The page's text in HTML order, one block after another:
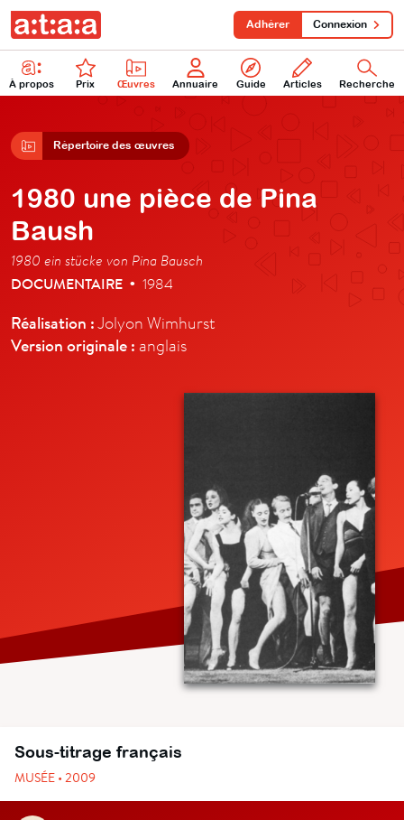
À propos Prix Œuvres Annuaire Guide Articles Recherche
Adhérer Connexion
Répertoire des œuvres
1980 une pièce de Pina
Baush
1980 ein stücke von Pina Bausch
DOCUMENTAIRE • 1984
Réalisation :Jolyon Wimhurst
Version originale : anglais
Sous-titrage français
MUSÉE • 2009